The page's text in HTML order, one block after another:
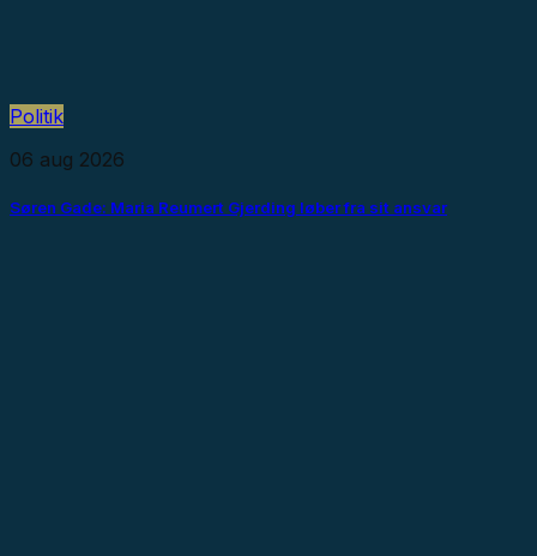
Politik
06 aug 2026
Søren Gade: Maria Reumert Gjerding løber fra sit ansvar